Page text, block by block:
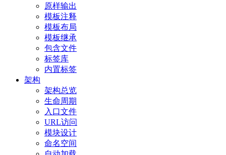
原样输出
模板注释
模板布局
模板继承
包含文件
标签库
内置标签
架构
架构总览
生命周期
入口文件
URL访问
模块设计
命名空间